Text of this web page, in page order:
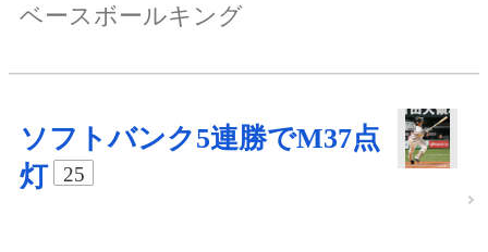
ベースボールキング
ソフトバンク5連勝でM37点
灯
25